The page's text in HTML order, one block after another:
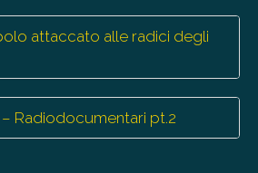
attaccato alle radici degli
Radiodocumentari pt.2